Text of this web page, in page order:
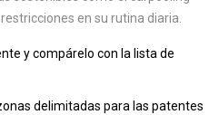
en su rutina diaria.
y compárelo con la lista de
delimitadas para las patentes